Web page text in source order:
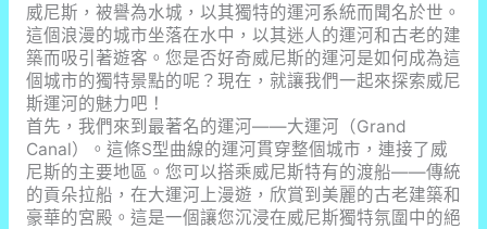
威尼斯，被譽為水城，以其獨特的運河系統而聞名於世。
這個浪漫的城市坐落在水中，以其迷人的運河和古老的建
築而吸引著遊客。您是否好奇威尼斯的運河是如何成為這
個城市的獨特景點的呢？現在，就讓我們一起來探索威尼
斯運河的魅力吧！
首先，我們來到最著名的運河——大運河（Grand
Canal）。這條S型曲線的運河貫穿整個城市，連接了威
尼斯的主要地區。您可以搭乘威尼斯特有的渡船——傳統
的貢朵拉船，在大運河上漫遊，欣賞到美麗的古老建築和
豪華的宮殿。這是一個讓您沉浸在威尼斯獨特氛圍中的絕